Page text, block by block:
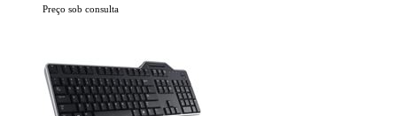
Preço sob consulta